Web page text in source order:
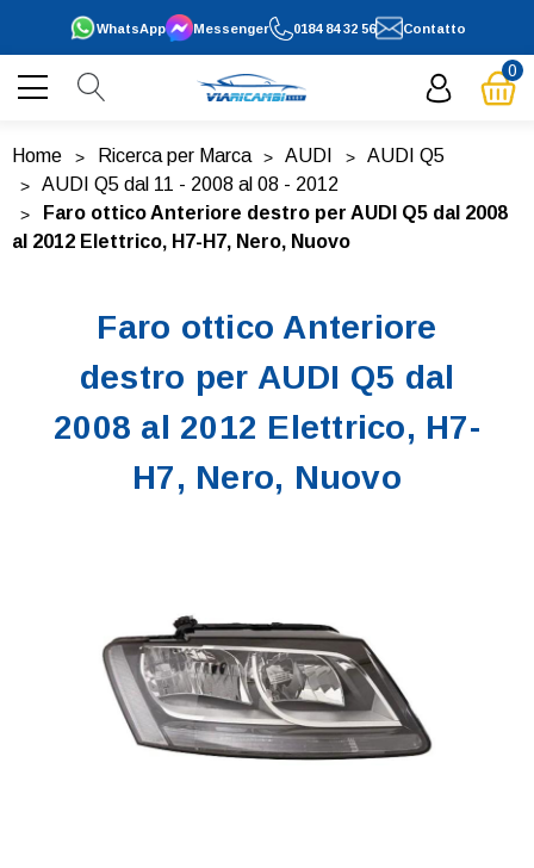
0184 84 32 56
WhatsApp Contatto
Messenger
0
Home Ricerca per Marca AUDI
AUDI Q5
AUDI Q5 dal 11 - 2008 al 08 - 2012
Faro ottico Anteriore destro per AUDI Q5 dal 2008
al 2012 Elettrico, H7-H7, Nero, Nuovo
Faro ottico Anteriore
destro per AUDI Q5 dal
2008 al 2012 Elettrico, H7-
H7, Nero, Nuovo